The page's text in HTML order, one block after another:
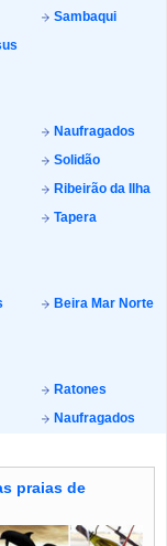
Sambaqui
Naufragados
Solidão
Ribeirão da Ilha
Tapera
Beira Mar Norte
Ratones
Naufragados
praias de